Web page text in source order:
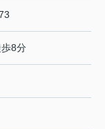
歩8分